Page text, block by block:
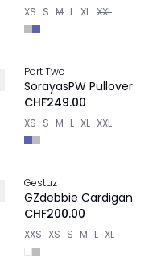
XS S M L XL XXL
NEU
Part Two
SorayasPW Pullover
CHF249.00
XS S M L XL XXL
NEU
Gestuz
GZdebbie Cardigan
CHF200.00
XXS XS S M L XL